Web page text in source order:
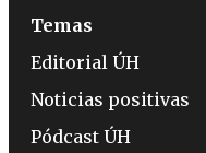
Temas
Editorial ÚH
Noticias positivas
Pódcast ÚH